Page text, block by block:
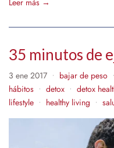
Leer más →
35 minutos de
3 ene 2017 • bajar de peso •
hábitos
• detox • detox
lifestyle
• healthy living •